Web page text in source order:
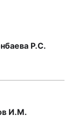
Р.С.
И.М.